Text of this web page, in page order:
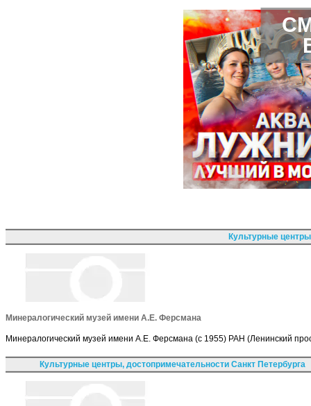
Культурные
Минералогический музей имени А.Е. Ферсмана
Минералогический музей имени А.Е. Ферсмана (с 1955) РАН (Ленинский
Культурные центры, достопримечательности Санкт Петербурга